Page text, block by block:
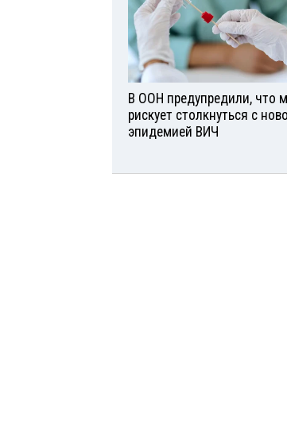
В ООН предупредили, что
рискует столкнуться с
эпидемией ВИЧ